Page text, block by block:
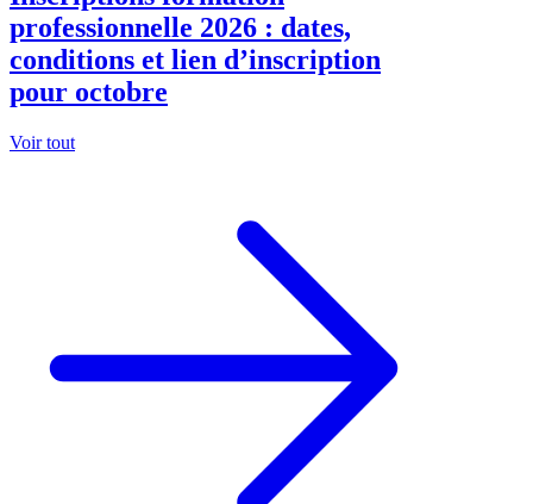
professionnelle 2026 : dates,
conditions et lien d’inscription
pour octobre
Voir tout